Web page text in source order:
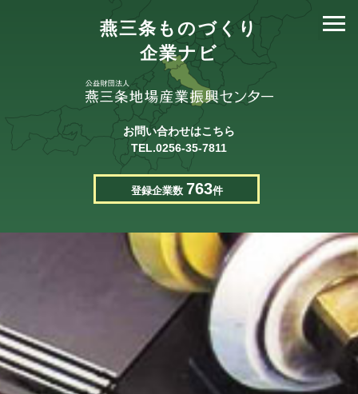
燕三条ものづくり
企業ナビ
お問い合わせはこちら
TEL.0256-35-7811
登録企業数 763件